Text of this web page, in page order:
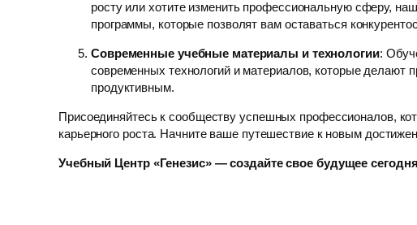
росту или хотите изменить профессиональную сферу,
программы, которые позволят вам оставаться
Современные учебные материалы и технологии:
современных технологий и материалов, которые делают
продуктивным.
Присоединяйтесь к сообществу успешных профессионалов,
карьерного роста. Начните ваше путешествие к новым
Учебный Центр «Генезис» — создайте свое будущее